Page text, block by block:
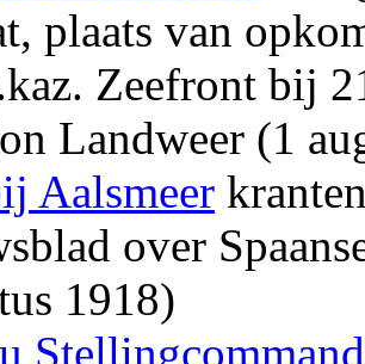
plaats van
Zeefront bij
Landweer (1
Aalsmeer
over
1918)